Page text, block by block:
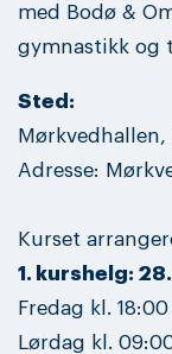
med Bodø &
gymnastikk og
Sted:
Mørkvedhallen,
Adresse:
Kurset
1. kurshelg:
Fredag kl.
Lørdag kl.